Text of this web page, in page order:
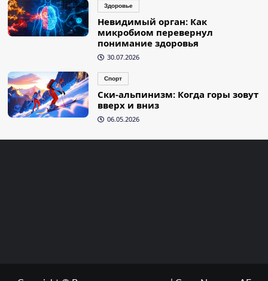
Здоровье
Невидимый орган: Как
микробиом перевернул
понимание здоровья
30.07.2026
Спорт
Ски-альпинизм: Когда горы зовут
вверх и вниз
06.05.2026